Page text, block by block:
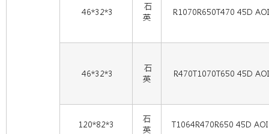
46*32*3
石
英
R1070R650T470 45D AOI
46*32*3
石
英
R470T1070T650 45D AOI
120*82*3
石
英
T1064R470R650 45D AOI